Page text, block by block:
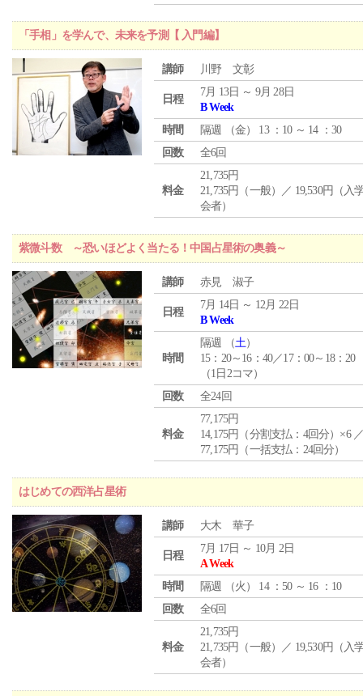
「手相」を学んで、未来を予測【 入門編】
講師 川野 文彰
日程
7月 13日 ～ 9月 28日
B Week
時間
隔週 （金） 13 ：10 ～ 14 ：30
回数
全6回
料金
21,735円
21,735円（一般）／ 19,530円（入
会者）
紫微斗数 ～恐いほどよく当たる！中国占星術の奥義～
講師 赤見 淑子
日程
7月 14日 ～ 12月 22日
B Week
時間
隔週 （土）
15：20～16：40／17：00～18：20
（1日2コマ）
回数
全24回
料金
77,175円
14,175円（分割支払：4回分）×6
77,175円（一括支払：24回分）
はじめての西洋占星術
講師 大木 華子
日程
7月 17日 ～ 10月 2日
A Week
時間
隔週 （火 ） 14 ：50 ～ 16 ：10
回数
全6回
料金
21,735円
21,735円（一般）／ 19,530円（入
会者）